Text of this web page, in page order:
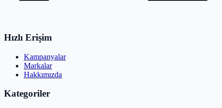
Hızlı Erişim
Kampanyalar
Markalar
Hakkımızda
Kategoriler